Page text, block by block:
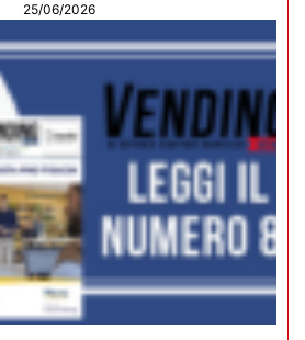
25/06/2026